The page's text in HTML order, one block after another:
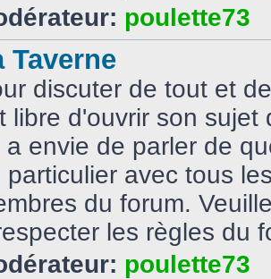
poulette73
Taverne
discuter de tout et
libre d'ouvrir son sujet
a envie de parler de
particulier avec tous
du forum.
les règles du
poulette73